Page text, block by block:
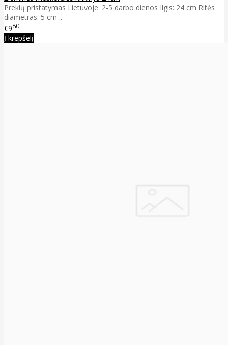
Prekių pristatymas Lietuvoje: 2-5 darbo dienos Ilgis: 24 cm Ritės
diametras: 5 cm ..
€980
Į krepšelį